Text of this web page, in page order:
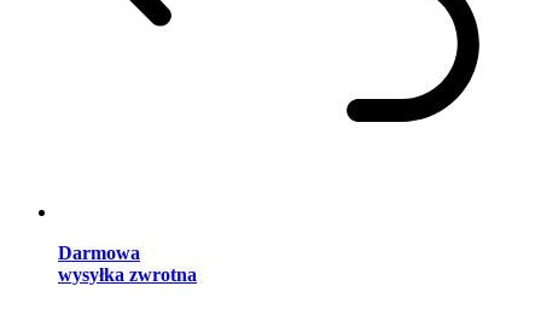
Darmowa
wysyłka zwrotna